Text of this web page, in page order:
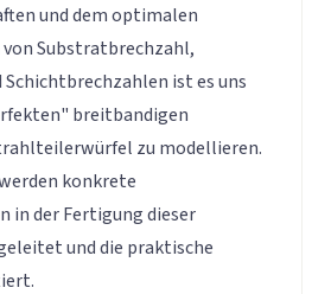
und dem optimalen
Substratbrechzahl,
ist es uns
breitbandigen
zu modellieren.
konkrete
in der Fertigung dieser
und die praktische